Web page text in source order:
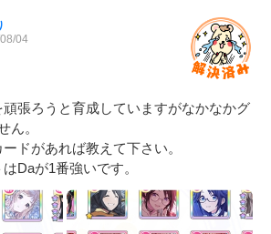
04
張ろうと育成していますがなかなかグ
ん。
ドがあれば教えて下さい。
Daが1番強いです。